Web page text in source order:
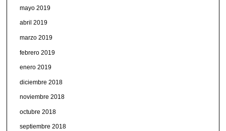
mayo 2019
abril 2019
marzo 2019
febrero 2019
enero 2019
diciembre 2018
noviembre 2018
octubre 2018
septiembre 2018